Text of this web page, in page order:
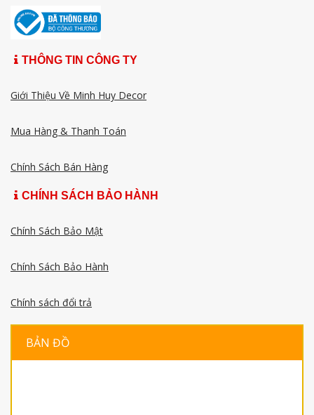
THÔNG TIN CÔNG TY
Giới Thiệu Về Minh Huy Decor
Mua Hàng & Thanh Toán
Chính Sách Bán Hàng
CHÍNH SÁCH BẢO HÀNH
Chính Sách Bảo Mật
Chính Sách Bảo Hành
Chính sách đổi trả
BẢN ĐỒ